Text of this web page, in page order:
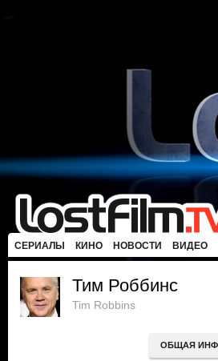
СЕРИАЛЫ КИНО НОВОСТИ ВИДЕО
Тим Роббинс
Tim Robbins
ОБЩАЯ